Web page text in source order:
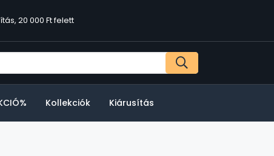
20 000 Ft felett
Kollekciók Kiárusítás